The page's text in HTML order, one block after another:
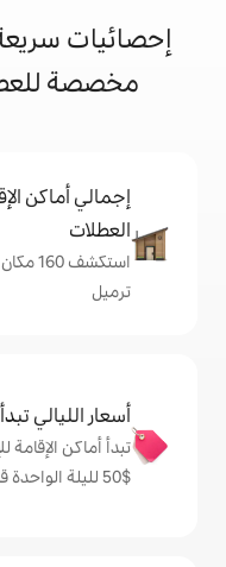
عن أماكن إقامة
في مدينة
المتاحة للإيجار لقضاء
160 مكان إقامة متاحًا للإيجار لقضاء
للإيجار لقضاء العطلات في ترميل